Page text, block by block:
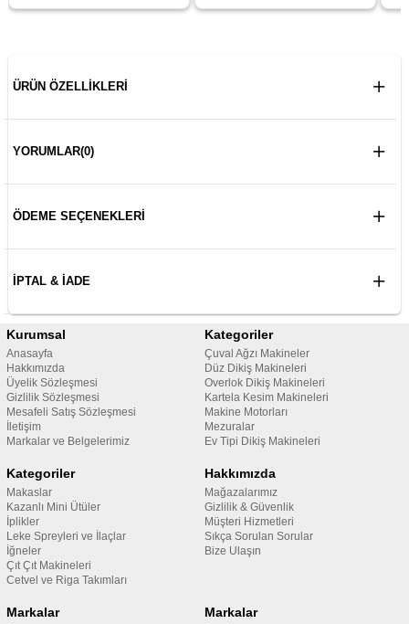
ÜRÜN ÖZELLIKLERI
YORUMLAR(0)
ÖDEME SEÇENEKLERI
İPTAL & İADE
Kurumsal
Anasayfa
Hakkımızda
Üyelik Sözleşmesi
Gizlilik Sözleşmesi
Mesafeli Satış Sözleşmesi
İletişim
Markalar ve Belgelerimiz
Kategoriler
Çuval Ağzı Makineler
Düz Dikiş Makineleri
Overlok Dikiş Makineleri
Kartela Kesim Makineleri
Makine Motorları
Mezuralar
Ev Tipi Dikiş Makineleri
Kategoriler
Makaslar
Kazanlı Mini Ütüler
İplikler
Leke Spreyleri ve İlaçlar
İğneler
Çıt Çıt Makineleri
Cetvel ve Riga Takımları
Hakkımızda
Mağazalarımız
Gizlilik & Güvenlik
Müşteri Hizmetleri
Sıkça Sorulan Sorular
Bize Ulaşın
Markalar Markalar